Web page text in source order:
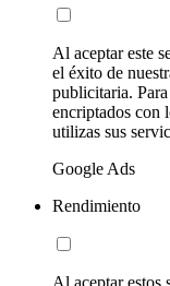
Al aceptar este
el éxito de
publicitaria.
encriptados con
utilizas sus
Google Ads
Rendimiento